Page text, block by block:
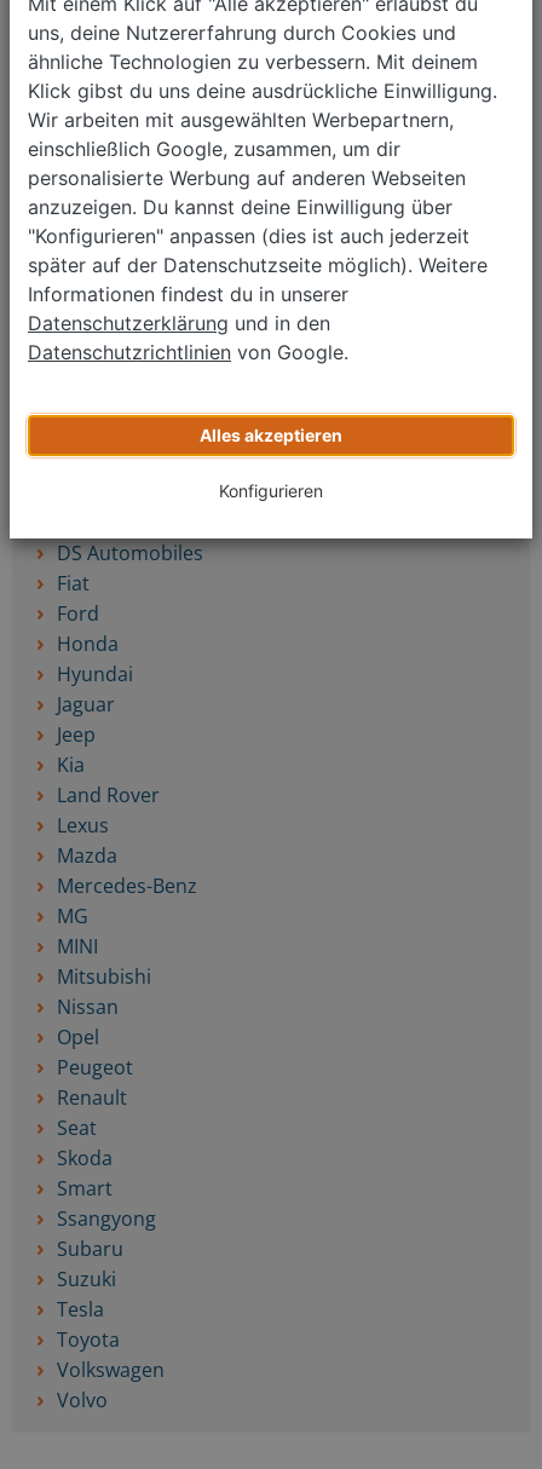
Insignia
Insignia Grand Sport
Insignia Sports Tourer
Karl
Meriva
Mokka
Mokka X
Zafira Life
Zafira Tourer
Alle Marken
Abarth
Citroen
DS Automobiles
Fiat
Ford
Honda
Hyundai
Jaguar
Jeep
Kia
Land Rover
Lexus
Mazda
Mercedes-Benz
MG
MINI
Mitsubishi
Nissan
Opel
Peugeot
Renault
Seat
Skoda
Smart
Ssangyong
Subaru
Suzuki
Tesla
Toyota
Volkswagen
Volvo
uns, deine Nutzererfahrung durch Cookies und
ähnliche Technologien zu verbessern. Mit deinem
Klick gibst du uns deine ausdrückliche Einwilligung.
Wir arbeiten mit ausgewählten Werbepartnern,
einschließlich Google, zusammen, um dir
personalisierte Werbung auf anderen Webseiten
anzuzeigen. Du kannst deine Einwilligung über
"Konfigurieren" anpassen (dies ist auch jederzeit
später auf der Datenschutzseite möglich). Weitere
Informationen findest du in unserer
Datenschutzerklärung und in den
Datenschutzrichtlinien von Google.
Alles akzeptieren
Konfigurieren